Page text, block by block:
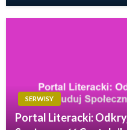
SERWISY
Portal Literacki: